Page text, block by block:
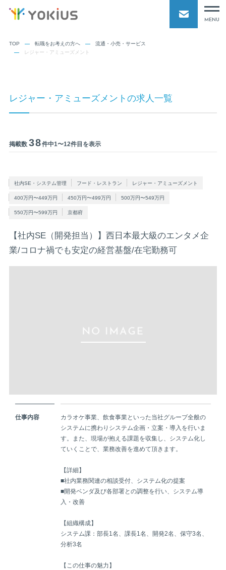
MENU
TOP 転職をお考えの方へ
流通・小売・サービス
レジャー・アミューズメント
レジャー・アミューズメントの求人一覧
掲載数 38件中1〜12件目を表示
社内SE・システム管理 フード・レストラン レジャー・アミューズメント
400万円〜449万円 450万円〜499万円 500万円〜549万円
550万円〜599万円 京都府
【社内SE（開発担当）】西日本最大級のエンタメ企
業/コロナ禍でも安定の経営基盤/在宅勤務可
仕事内容
カラオケ事業、飲食事業といった当社グループ全般の
システムに携わりシステム企画・立案・導入を行いま
す。また、現場が抱える課題を収集し、システム化し
ていくことで、業務改善を進めて頂きます。
【詳細】
■社内業務関連の相談受付、システム化の提案
■開発ベンダ及び各部署との調整を行い、システム導
入・改善
【組織構成】
システム課：部長1名、課長1名、開発2名、保守3名、
分析3名
【この仕事の魅力】